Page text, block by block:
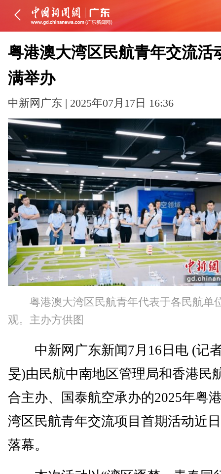
粤港澳大湾区民航青年交流活
满举办
中新网广东 | 2025年07月17日 16:36
粤港澳大湾区民航青年代表于各民航单
观。主办方供图
中新网广东新闻7月16日电 (记
旻)由民航中南地区管理局和香港民
合主办、国泰航空承办的2025年粤
湾区民航青年交流项目首期活动近
落幕。